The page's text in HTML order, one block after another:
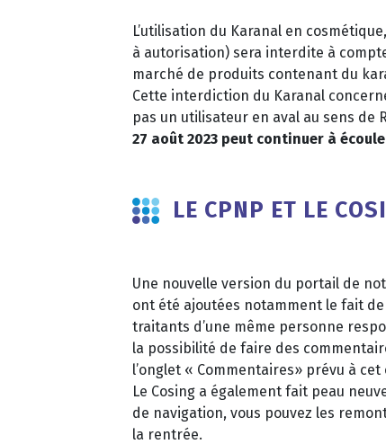
L’utilisation du Karanal en
à autorisation) sera interdite à
marché de produits contenant du
Cette interdiction du Karanal
pas un utilisateur en aval au sens de
27 août 2023 peut continuer à
LE CPNP ET LE
Une nouvelle version du portail de
ont été ajoutées notamment le fait
traitants d’une même personne
la possibilité de faire des
l’onglet « Commentaires» prévu à cet
Le Cosing a également fait peau
de navigation, vous pouvez les
la rentrée.